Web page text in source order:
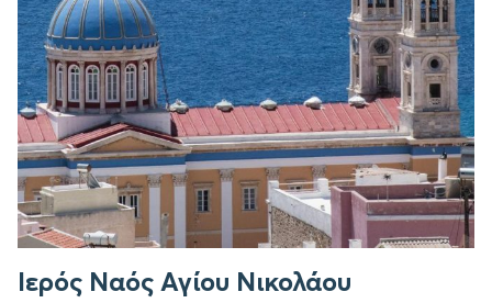
Ιερός Ναός Αγίου Νικολάου